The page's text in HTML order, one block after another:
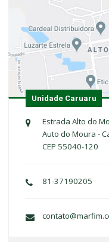
Estrada Alto do
Auto do Moura -
CEP 55040-120
81-37190205
Unidade Caruaru